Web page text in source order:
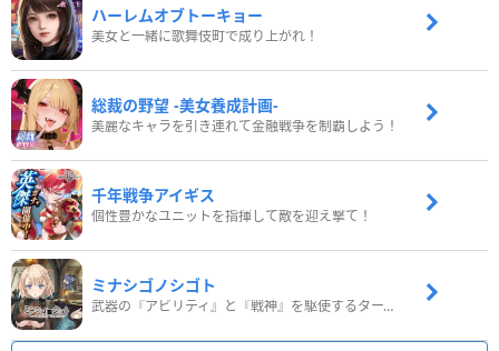
ハーレムオブトーキョー
美女と一緒に歌舞伎町で成り上がれ！
総裁の野望 -美女養成計画-
美麗なキャラを引き連れて金融戦争を制覇しよう！
千年戦争アイギス
個性豊かなユニットを指揮して敵を迎え撃て！
ミナシゴノシゴト
武器の『アビリティ』と『戦神』を駆使するターン制コマンドバトルRPG！